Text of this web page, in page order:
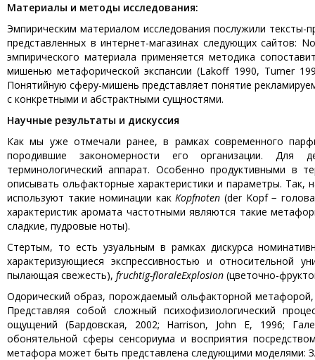
Материалы и методы исследования:
Эмпирическим материалом исследования послужили
представленных в интернет-магазинах следующих сайтов:
эмпирического материала применяется методика
мишенью метафорической экспансии (Lakoff 1990, Turner
Понятийную сферу-мишень представляет понятие
с конкретными и абстрактными сущностями.
Научные результаты и дискуссия
Как мы уже отмечали ранее, в рамках современного
породившие закономерности его организации. Для
терминологический аппарат. Особенно продуктивными в
описывать ольфакторные характеристики и параметры.
используют такие номинации какKopfnoten (der Kopf −
характеристик аромата частотными являются такие
сладкие, пудровые ноты).
Стертым, то есть узуальным в рамках дискурса
характеризующиеся экспрессивностью и относительной
пылающая свежесть), fruchtig-floraleExplosion (цветочно-
Одорический образ, порождаемый ольфакторной
Представляя собой сложный психофизиологический
ощущений (Бардовская, 2002; Harrison, John E, 1996;
обонятельной сферы сенсориума и восприятия
метафора может быть представлена следующими